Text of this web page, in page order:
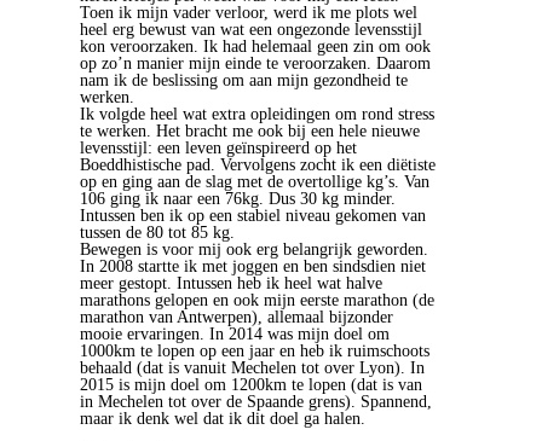
Toen ik mijn vader verloor, werd ik me plots wel
heel erg bewust van wat een ongezonde levensstijl
kon veroorzaken. Ik had helemaal geen zin om ook
op zo’n manier mijn einde te veroorzaken. Daarom
nam ik de beslissing om aan mijn gezondheid te
werken.
Ik volgde heel wat extra opleidingen om rond stress
te werken. Het bracht me ook bij een hele nieuwe
levensstijl: een leven geïnspireerd op het
Boeddhistische pad. Vervolgens zocht ik een diëtiste
op en ging aan de slag met de overtollige kg’s. Van
106 ging ik naar een 76kg. Dus 30 kg minder.
Intussen ben ik op een stabiel niveau gekomen van
tussen de 80 tot 85 kg.
Bewegen is voor mij ook erg belangrijk geworden.
In 2008 startte ik met joggen en ben sindsdien niet
meer gestopt. Intussen heb ik heel wat halve
marathons gelopen en ook mijn eerste marathon (de
marathon van Antwerpen), allemaal bijzonder
mooie ervaringen. In 2014 was mijn doel om
1000km te lopen op een jaar en heb ik ruimschoots
behaald (dat is vanuit Mechelen tot over Lyon). In
2015 is mijn doel om 1200km te lopen (dat is van
in Mechelen tot over de Spaande grens). Spannend,
maar ik denk wel dat ik dit doel ga halen.